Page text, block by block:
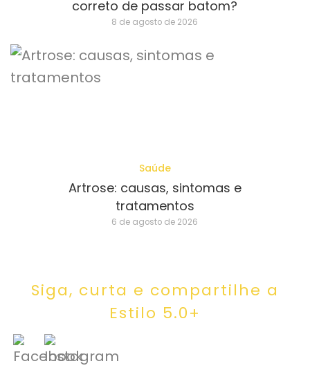
correto de passar batom?
8 de agosto de 2026
Saúde
Artrose: causas, sintomas e
tratamentos
6 de agosto de 2026
Siga, curta e compartilhe a
Estilo 5.0+